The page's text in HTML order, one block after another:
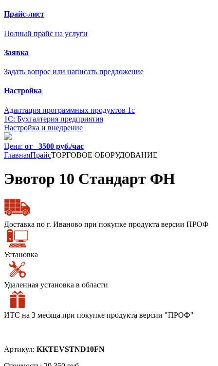
Прайс-лист
Полный прайс на услуги
Заявка
Задать вопрос или написать предложение
Настройка
Адаптация программных продуктов 1с
1С: Бухгалтерия предприятия
Настройка и внедрение
Цена: от 3500 руб./час
ГлавнаяПрайсТОРГОВОЕ ОБОРУДОВАНИЕ
Эвотор 10 Стандарт ФН
Доставка по г. Иваново при покупке продукта версии ПРОФ
Установка
Удаленная установка в области
ИТС на 3 месяца при покупке продукта версии "ПРОФ"
Артикул: KKTEVSTND10FN